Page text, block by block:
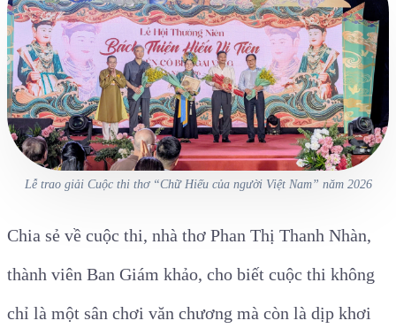
Lễ trao giải Cuộc thi thơ “Chữ Hiếu của người Việt Nam” năm 2026
Chia sẻ về cuộc thi, nhà thơ Phan Thị Thanh Nhàn,
thành viên Ban Giám khảo, cho biết cuộc thi không
chỉ là một sân chơi văn chương mà còn là dịp khơi